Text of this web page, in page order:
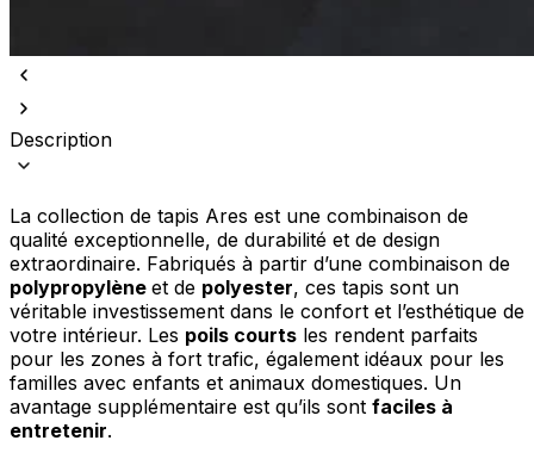
Description
La collection de tapis Ares est une combinaison de
qualité exceptionnelle, de durabilité et de design
extraordinaire. Fabriqués à partir d’une combinaison de
polypropylène et de polyester, ces tapis sont un
véritable investissement dans le confort et l’esthétique de
votre intérieur. Les poils courts les rendent parfaits
pour les zones à fort trafic, également idéaux pour les
familles avec enfants et animaux domestiques. Un
avantage supplémentaire est qu’ils sont faciles à
entretenir.